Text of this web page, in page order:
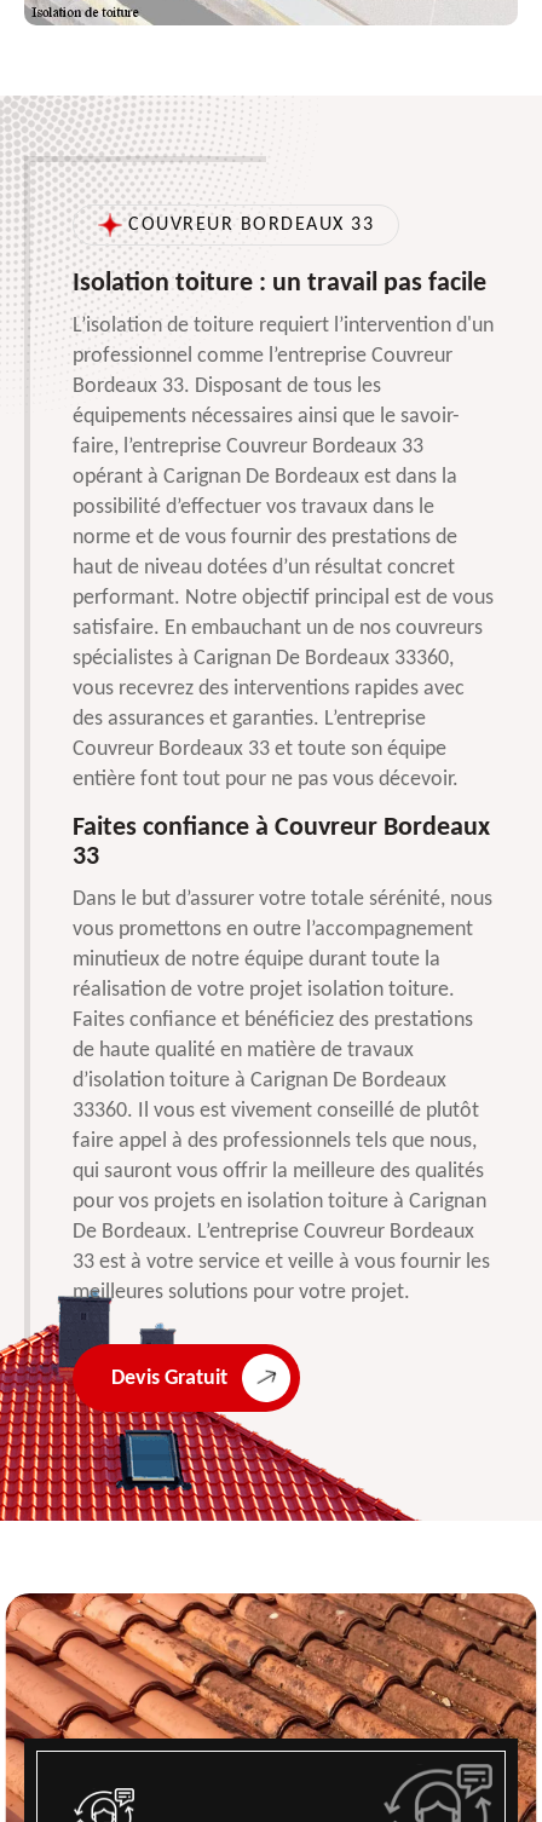
COUVREUR BORDEAUX 33
Isolation toiture : un travail pas facile
L’isolation de toiture requiert l’intervention d'un
professionnel comme l’entreprise Couvreur
Bordeaux 33. Disposant de tous les
équipements nécessaires ainsi que le savoir-
faire, l’entreprise Couvreur Bordeaux 33
opérant à Carignan De Bordeaux est dans la
possibilité d’effectuer vos travaux dans le
norme et de vous fournir des prestations de
haut de niveau dotées d’un résultat concret
performant. Notre objectif principal est de vous
satisfaire. En embauchant un de nos couvreurs
spécialistes à Carignan De Bordeaux 33360,
vous recevrez des interventions rapides avec
des assurances et garanties. L’entreprise
Couvreur Bordeaux 33 et toute son équipe
entière font tout pour ne pas vous décevoir.
Faites confiance à Couvreur Bordeaux
33
Dans le but d’assurer votre totale sérénité, nous
vous promettons en outre l’accompagnement
minutieux de notre équipe durant toute la
réalisation de votre projet isolation toiture.
Faites confiance et bénéficiez des prestations
de haute qualité en matière de travaux
d’isolation toiture à Carignan De Bordeaux
33360. Il vous est vivement conseillé de plutôt
faire appel à des professionnels tels que nous,
qui sauront vous offrir la meilleure des qualités
pour vos projets en isolation toiture à Carignan
De Bordeaux. L’entreprise Couvreur Bordeaux
33 est à votre service et veille à vous fournir les
meilleures solutions pour votre projet.
Devis Gratuit